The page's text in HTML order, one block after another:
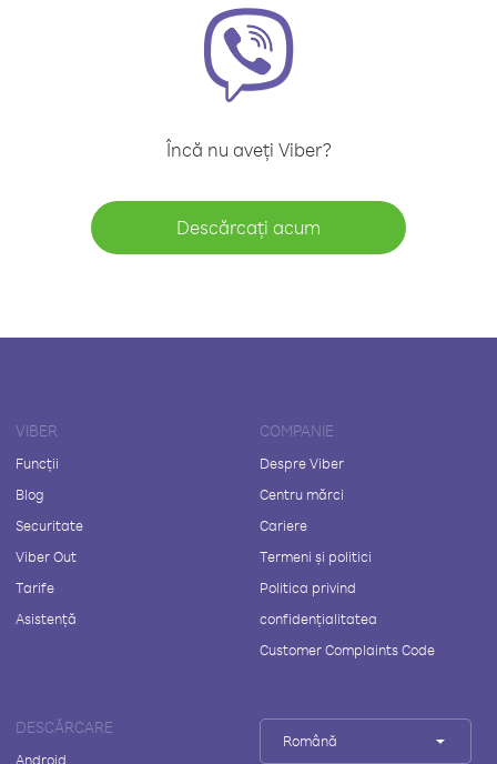
Încă nu aveți Viber?
Descărcați acum
VIBER
Funcții
Blog
Securitate
Viber Out
Tarife
Asistență
COMPANIE
Despre Viber
Centru mărci
Cariere
Termeni și politici
Politica privind
confidențialitatea
Customer Complaints Code
DESCĂRCARE
Android
Română